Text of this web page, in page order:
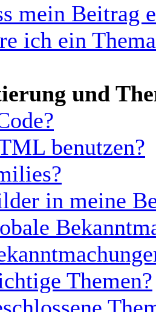
mein Beitrag
ich ein
und
benutzen?
in meine
Themen?